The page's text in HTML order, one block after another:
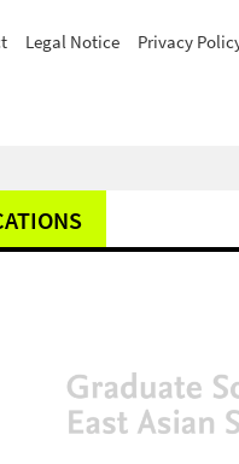
Legal Notice Privacy